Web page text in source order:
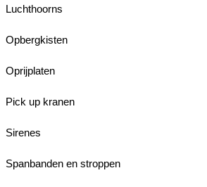
Luchthoorns
Opbergkisten
Oprijplaten
Pick up kranen
Sirenes
Spanbanden en stroppen